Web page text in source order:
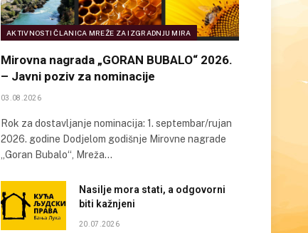
AKTIVNOSTI ČLANICA MREŽE ZA IZGRADNJU MIRA
Mirovna nagrada „GORAN BUBALO“ 2026.
– Javni poziv za nominacije
03.08.2026
Rok za dostavljanje nominacija: 1. septembar/rujan
2026. godine Dodjelom godišnje Mirovne nagrade
„Goran Bubalo“, Mreža…
Nasilje mora stati, a odgovorni
biti kažnjeni
20.07.2026